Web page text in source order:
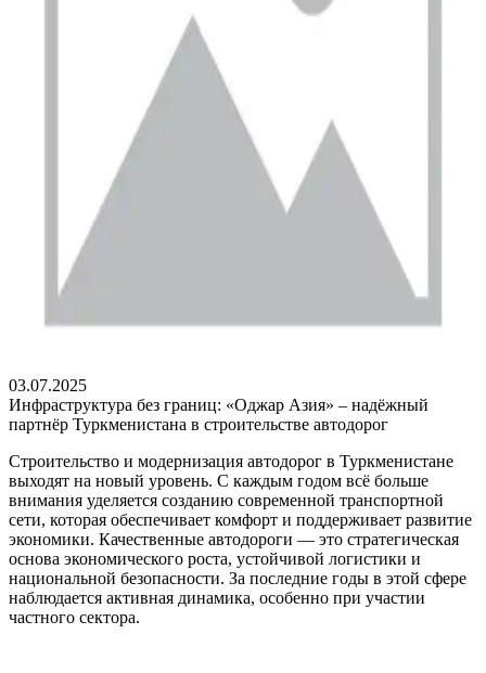
03.07.2025
Инфраструктура без границ: «Оджар Азия» – надёжный
партнёр Туркменистана в строительстве автодорог
Строительство и модернизация автодорог в Туркменистане
выходят на новый уровень. С каждым годом всё больше
внимания уделяется созданию современной транспортной
сети, которая обеспечивает комфорт и поддерживает развитие
экономики. Качественные автодороги — это стратегическая
основа экономического роста, устойчивой логистики и
национальной безопасности. За последние годы в этой сфере
наблюдается активная динамика, особенно при участии
частного сектора.